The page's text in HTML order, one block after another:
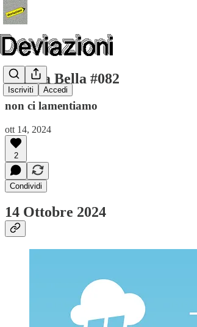
Iscriviti Accedi
Musica Bella #082
non ci lamentiamo
ott 14, 2024
2
Condividi
14 Ottobre 2024